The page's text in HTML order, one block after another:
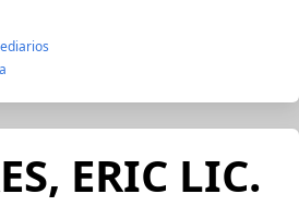
ERIC LIC.